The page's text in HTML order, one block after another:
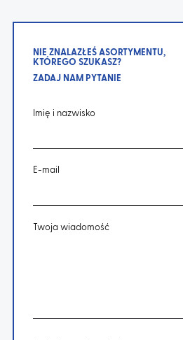
NIE ZNALAZŁEŚ ASORTYMENTU,
KTÓREGO SZUKASZ?
ZADAJ NAM PYTANIE
Imię i nazwisko
E-mail
Twoja wiadomość